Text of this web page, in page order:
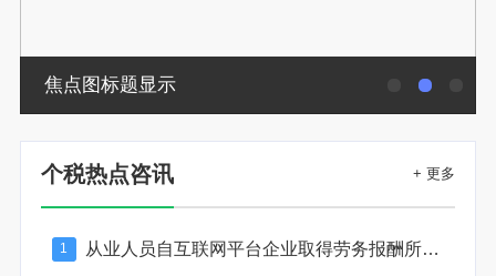
点图标题显示
个税热点咨讯 + 更多
1 从业人员自互联网平台企业取得劳务报酬所得的个人所得税预扣预缴计算方法